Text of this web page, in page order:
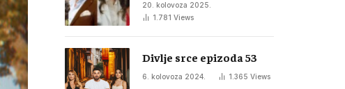
20. kolovoza 2025.
1.781 Views
Divlje srce epizoda 53
6. kolovoza 2024. 1.365 Views